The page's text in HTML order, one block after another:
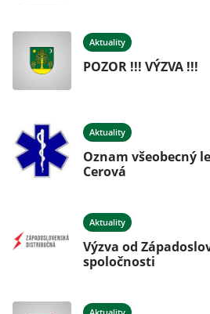
Aktuality
POZOR !!! VÝZVA !!!
Aktuality
Oznam všeobecný
Cerová
Aktuality
Výzva od
spoločnosti